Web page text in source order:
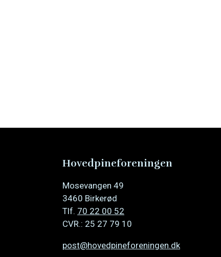
Hovedpineforeningen
Mosevangen 49
3460 Birkerød
Tlf. 70 22 00 52
CVR.: 25 27 79 10
post@hovedpineforeningen.dk